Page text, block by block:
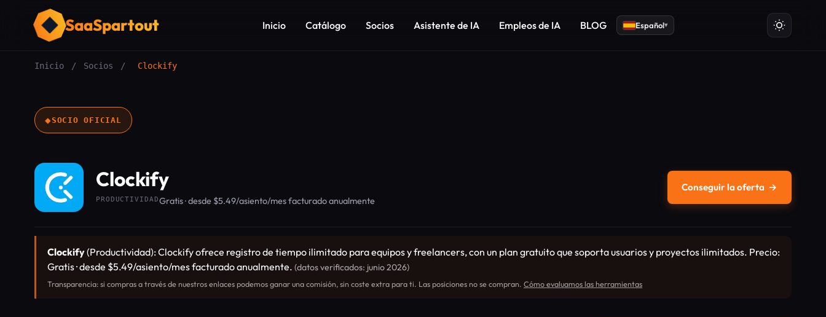
SaaSpartout Inicio Catálogo Socios Asistente de IA Empleos de IA BLOG Español▾
Inicio / Socios / Clockify
◆SOCIO OFICIAL
Clockify
PRODUCTIVIDADGratis · desde $5.49/asiento/mes facturado anualmente
Conseguir la oferta →
Clockify(Productividad): Clockify ofrece registro de tiempo ilimitado para equipos y freelancers, con un plan gratuito que soporta usuarios y proyectos ilimitados. Precio:
Gratis · desde $5.49/asiento/mes facturado anualmente. (datos verificados: junio 2026)
Transparencia: si compras a través de nuestros enlaces podemos ganar una comisión, sin coste extra para ti. Las posiciones no se compran. Cómo evaluamos las herramientas